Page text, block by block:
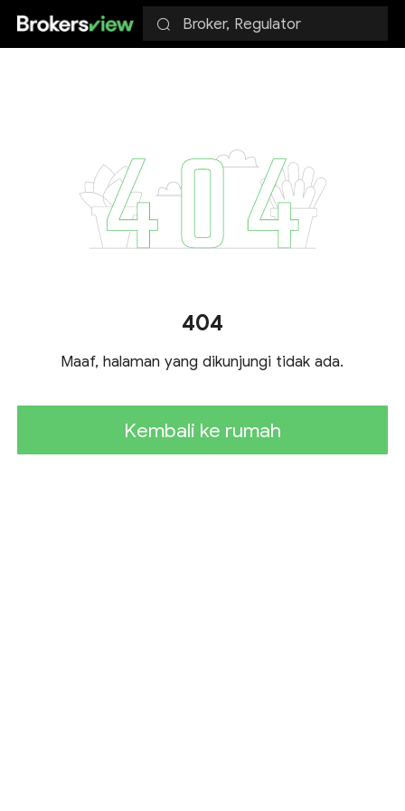
Broker, Regulator
404
Maaf, halaman yang dikunjungi tidak ada.
Kembali ke rumah